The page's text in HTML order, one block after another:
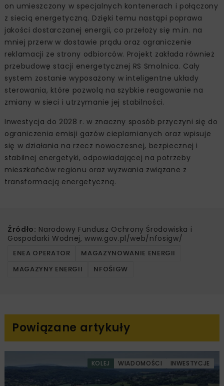
on umieszczony w specjalnych kontenerach i połączony
z siecią energetyczną. Dzięki temu nastąpi poprawa
jakości dostarczanej energii, co przełoży się m.in. na
mniej przerw w dostawie prądu oraz ograniczenie
reklamacji ze strony odbiorców. Projekt zakłada również
przebudowę stacji energetycznej RS Smolnica. Cały
system zostanie wyposażony w inteligentne układy
sterowania, które pozwolą na szybkie reagowanie na
zmiany w sieci i utrzymanie jej stabilności.
Inwestycja do 2028 r. w znaczny sposób przyczyni się do
ograniczenia emisji gazów cieplarnianych oraz wpisuje
się w działania na rzecz nowoczesnej, bezpiecznej i
stabilnej energetyki, odpowiadającej na potrzeby
mieszkańców regionu oraz wyzwania związane z
transformacją energetyczną.
Źródło: Narodowy Fundusz Ochrony Środowiska i
Gospodarki Wodnej, www.gov.pl/web/nfosigw/
ENEA OPERATOR
MAGAZYNOWANIE ENERGII
MAGAZYNY ENERGII
NFOŚIGW
Powiązane artykuły
KOLEJ WIADOMOŚCI INWESTYCJE